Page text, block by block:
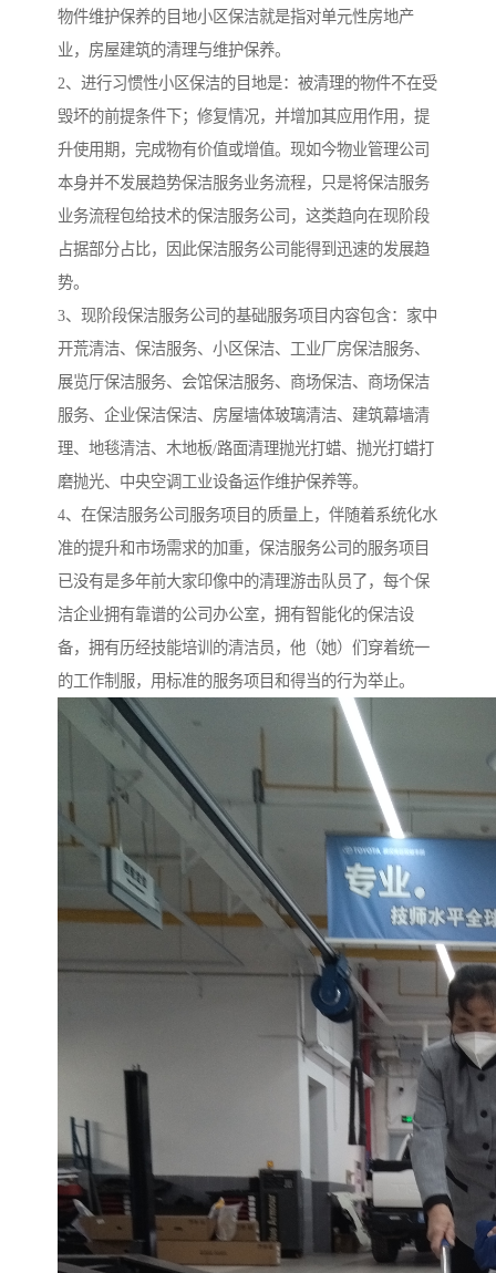
物件维护保养的目地小区保洁就是指对单元性房地产
业，房屋建筑的清理与维护保养。
2、进行习惯性小区保洁的目地是：被清理的物件不在受
毁坏的前提条件下；修复情况，并增加其应用作用，提
升使用期，完成物有价值或增值。现如今物业管理公司
本身并不发展趋势保洁服务业务流程，只是将保洁服务
业务流程包给技术的保洁服务公司，这类趋向在现阶段
占据部分占比，因此保洁服务公司能得到迅速的发展趋
势。
3、现阶段保洁服务公司的基础服务项目内容包含：家中
开荒清洁、保洁服务、小区保洁、工业厂房保洁服务、
展览厅保洁服务、会馆保洁服务、商场保洁、商场保洁
服务、企业保洁保洁、房屋墙体玻璃清洁、建筑幕墙清
理、地毯清洁、木地板/路面清理抛光打蜡、抛光打蜡打
磨抛光、中央空调工业设备运作维护保养等。
4、在保洁服务公司服务项目的质量上，伴随着系统化水
准的提升和市场需求的加重，保洁服务公司的服务项目
已没有是多年前大家印像中的清理游击队员了，每个保
洁企业拥有靠谱的公司办公室，拥有智能化的保洁设
备，拥有历经技能培训的清洁员，他（她）们穿着统一
的工作制服，用标准的服务项目和得当的行为举止。